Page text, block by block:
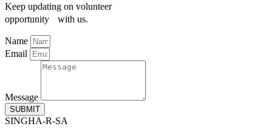
Keep updating on volunteer
opportunity with us.
Name
Email
Message
SUBMIT
SINGHA-R-SA